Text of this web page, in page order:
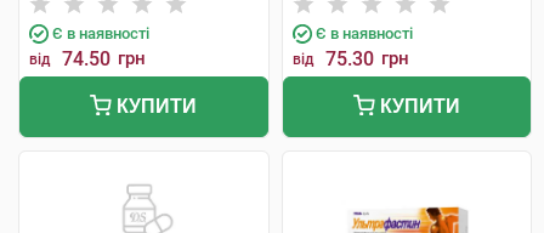
Є в наявності
від 74.50 грн
КУПИТИ
Є в наявності
від 75.30 грн
КУПИТИ